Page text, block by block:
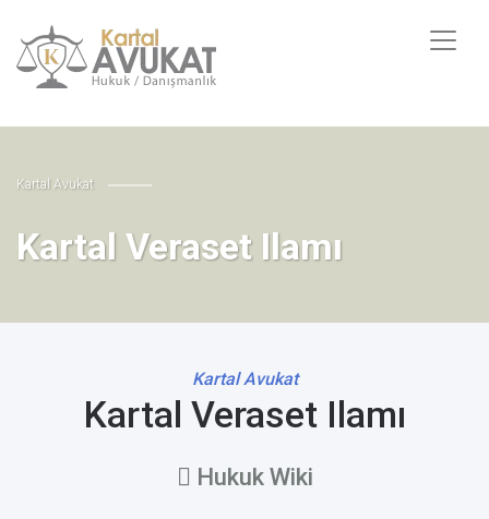
Kartal Avukat
Kartal Veraset Ilamı
Kartal Avukat
Kartal Veraset Ilamı
Hukuk Wiki